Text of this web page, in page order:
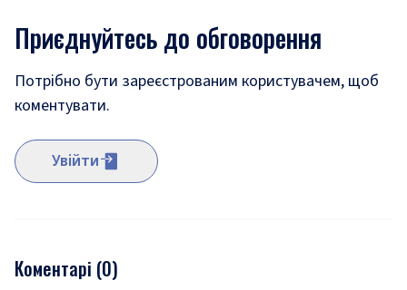
Приєднуйтесь до обговорення
Потрібно бути зареєстрованим користувачем, щоб
коментувати.
Увійти
Коментарі (0)